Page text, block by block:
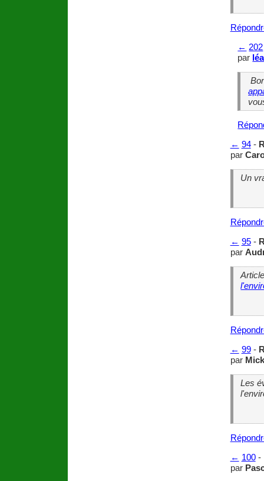
← 202
par léa
← 94-
par
Un
← 95-
par
← 99-
par
Les
← 100-
par